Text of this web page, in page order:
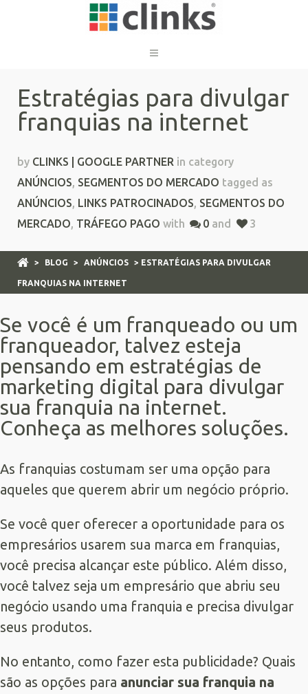
Estratégias para divulgar
franquias na internet
by CLINKS | GOOGLE PARTNER in category
ANÚNCIOS, SEGMENTOS DO MERCADO tagged as
ANÚNCIOS, LINKS PATROCINADOS, SEGMENTOS DO
MERCADO, TRÁFEGO PAGO with 0 and 3
> BLOG > ANÚNCIOS > ESTRATÉGIAS PARA DIVULGAR
FRANQUIAS NA INTERNET
Se você é um franqueado ou um
franqueador, talvez esteja
pensando em estratégias de
marketing digital para divulgar
sua franquia na internet.
Conheça as melhores soluções.
As franquias costumam ser uma opção para
aqueles que querem abrir um negócio próprio.
Se você quer oferecer a oportunidade para os
empresários usarem sua marca em franquias,
você precisa alcançar este público. Além disso,
você talvez seja um empresário que abriu seu
negócio usando uma franquia e precisa divulgar
seus produtos.
No entanto, como fazer esta publicidade? Quais
são as opções para anunciar sua franquia na